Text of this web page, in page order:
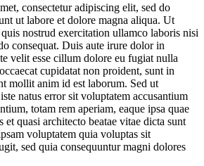
consectetur adipiscing elit, sed do
ut labore et dolore magna aliqua. Ut
nostrud exercitation ullamco laboris nisi
consequat. Duis aute irure dolor in
velit esse cillum dolore eu fugiat nulla
cupidatat non proident, sunt in
mollit anim id est laborum. Sed ut
natus error sit voluptatem accusantium
totam rem aperiam, eaque ipsa quae
quasi architecto beatae vitae dicta sunt
voluptatem quia voluptas sit
sed quia consequuntur magni dolores